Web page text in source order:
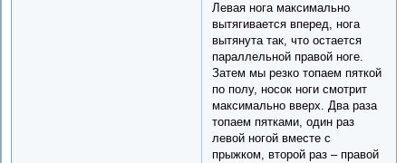
Левая нога максимально
вытягивается вперед, нога
вытянута так, что остается
параллельной правой ноге.
Затем мы резко топаем пяткой
по полу, носок ноги смотрит
максимально вверх. Два раза
топаем пятками, один раз
левой ногой вместе с
прыжком, второй раз – правой